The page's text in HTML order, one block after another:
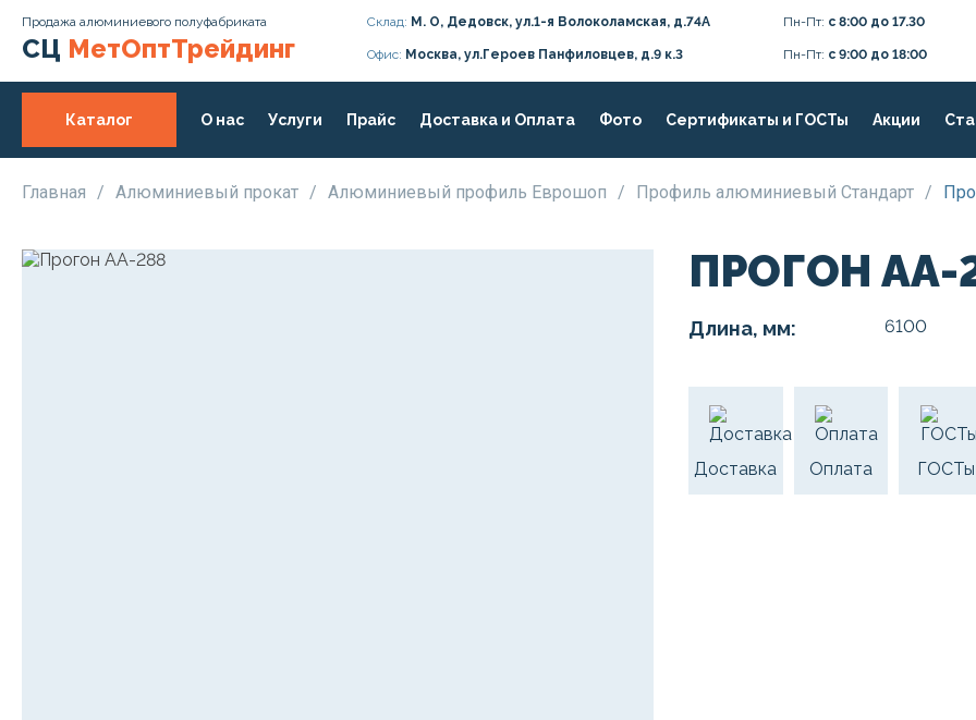
Продажа алюминиевого полуфабриката
СЦ МетОптТрейдинг
Склад: М. О, Дедовск, ул.1-я Волоколамская, д.74А
Офис: Москва, ул.Героев Панфиловцев, д.9 к.3
Пн-Пт: с 8:00 до 17.30
Пн-Пт: с 9:00 до 18:00
Каталог О нас Услуги Прайс Доставка и Оплата Фото Сертификаты и ГОСТы Акции
Главная / Алюминиевый прокат / Алюминиевый профиль Еврошоп / Профиль алюминиевый Стандарт /
ПРОГОН АА-
Длина, мм: 6100
Доставка Оплата ГОСТы